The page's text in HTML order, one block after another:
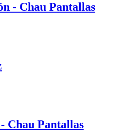
- Chau Pantallas
Chau Pantallas